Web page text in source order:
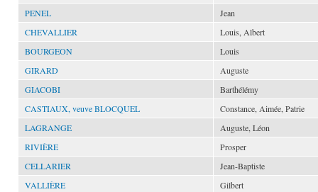
PENEL
Jean
CHEVALLIER
Louis, Albert
BOURGEON
Louis
GIRARD
Auguste
GIACOBI
Barthélémy
CASTIAUX, veuve BLOCQUEL
Constance, Aimée, Patrie
LAGRANGE
Auguste, Léon
RIVIÈRE
Prosper
CELLARIER
Jean-Baptiste
VALLIÈRE
Gilbert